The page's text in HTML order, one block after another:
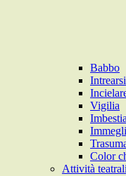
Babbo
Intrearsi
Vigilia
Color
Attività teatrali